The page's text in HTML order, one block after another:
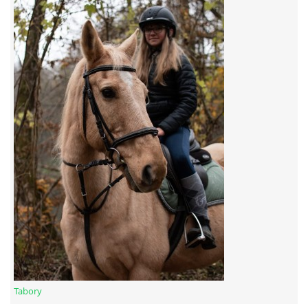
7:4 (VELKÝ PÁTEK) KROUŽEK NEBUDE
JARNÍ BRIGÁDA 20.5.2023
DNE 17.11.2023 KROUŽEK JEZDECTVÍ NENÍ
DĚKUJEME MĚSTU RYCHVALD ZA DOTACI V ROCE 2023
NABÍZÍME BRIGÁDU U NÁS VE STÁJI. PRO BLIŽŠÍ INFO
VOLEJTE 604265192
DĚKUJEME ZA PODPORU ČESKÉ UNIÍ SPORTU
Tabory